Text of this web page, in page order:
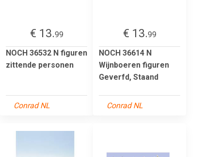
€ 13.99
NOCH 36532 N figuren
zittende personen
Conrad NL
€ 13.99
NOCH 36614 N
Wijnboeren figuren
Geverfd, Staand
Conrad NL